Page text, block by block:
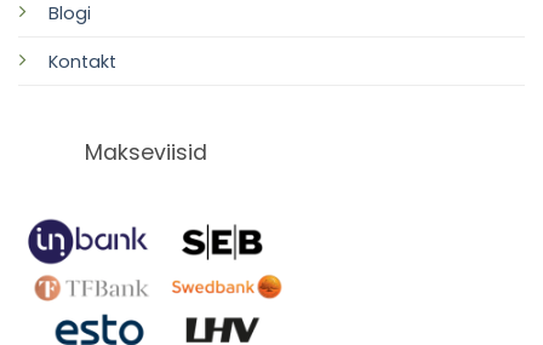
Blogi
Kontakt
Makseviisid